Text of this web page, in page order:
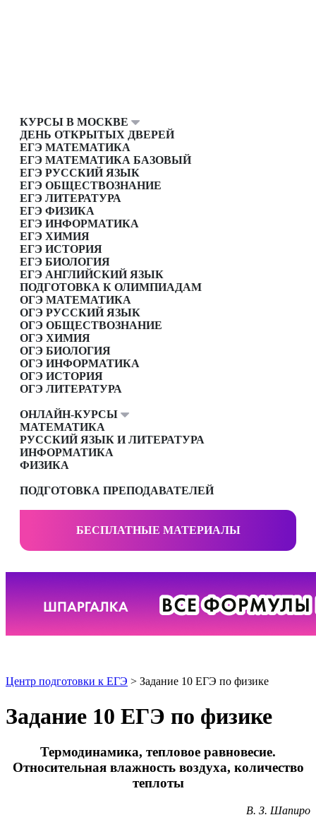
КУРСЫ В МОСКВЕ
ДЕНЬ ОТКРЫТЫХ ДВЕРЕЙ
ЕГЭ МАТЕМАТИКА
ЕГЭ МАТЕМАТИКА БАЗОВЫЙ
ЕГЭ РУССКИЙ ЯЗЫК
ЕГЭ ОБЩЕСТВОЗНАНИЕ
ЕГЭ ЛИТЕРАТУРА
ЕГЭ ФИЗИКА
ЕГЭ ИНФОРМАТИКА
ЕГЭ ХИМИЯ
ЕГЭ ИСТОРИЯ
ЕГЭ БИОЛОГИЯ
ЕГЭ АНГЛИЙСКИЙ ЯЗЫК
ПОДГОТОВКА К ОЛИМПИАДАМ
ОГЭ МАТЕМАТИКА
ОГЭ РУССКИЙ ЯЗЫК
ОГЭ ОБЩЕСТВОЗНАНИЕ
ОГЭ ХИМИЯ
ОГЭ БИОЛОГИЯ
ОГЭ ИНФОРМАТИКА
ОГЭ ИСТОРИЯ
ОГЭ ЛИТЕРАТУРА
ОНЛАЙН-КУРСЫ
МАТЕМАТИКА
РУССКИЙ ЯЗЫК И ЛИТЕРАТУРА
ИНФОРМАТИКА
ФИЗИКА
ПОДГОТОВКА ПРЕПОДАВАТЕЛЕЙ
БЕСПЛАТНЫЕ МАТЕРИАЛЫ
Центр подготовки к ЕГЭ > Задание 10 ЕГЭ по физике
Задание 10 ЕГЭ по физике
Термодинамика, тепловое равновесие.
Относительная влажность воздуха, количество
теплоты
В. З. Шапиро